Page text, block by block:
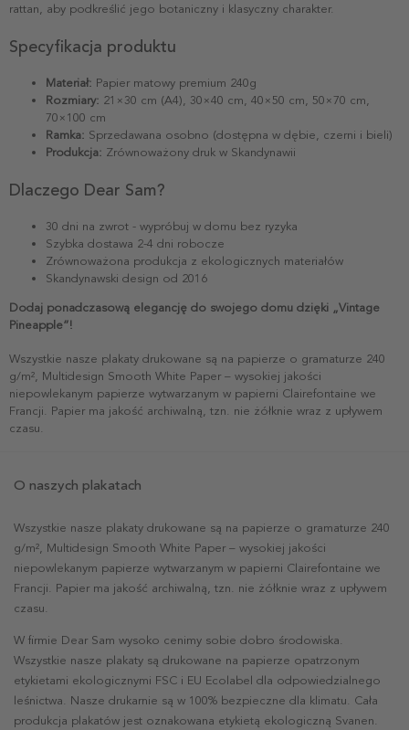
rattan, aby podkreślić jego botaniczny i klasyczny charakter.
Specyfikacja produktu
Materiał: Papier matowy premium 240g
Rozmiary: 21×30 cm (A4), 30×40 cm, 40×50 cm, 50×70 cm,
70×100 cm
Ramka: Sprzedawana osobno (dostępna w dębie, czerni i bieli)
Produkcja: Zrównoważony druk w Skandynawii
Dlaczego Dear Sam?
30 dni na zwrot - wypróbuj w domu bez ryzyka
Szybka dostawa 2-4 dni robocze
Zrównoważona produkcja z ekologicznych materiałów
Skandynawski design od 2016
Dodaj ponadczasową elegancję do swojego domu dzięki „Vintage
Pineapple”!
Wszystkie nasze plakaty drukowane są na papierze o gramaturze 240
g/m², Multidesign Smooth White Paper – wysokiej jakości
niepowlekanym papierze wytwarzanym w papierni Clairefontaine we
Francji. Papier ma jakość archiwalną, tzn. nie żółknie wraz z upływem
czasu.
O naszych plakatach
Wszystkie nasze plakaty drukowane są na papierze o gramaturze 240
g/m², Multidesign Smooth White Paper – wysokiej jakości
niepowlekanym papierze wytwarzanym w papierni Clairefontaine we
Francji. Papier ma jakość archiwalną, tzn. nie żółknie wraz z upływem
czasu.
W firmie Dear Sam wysoko cenimy sobie dobro środowiska.
Wszystkie nasze plakaty są drukowane na papierze opatrzonym
etykietami ekologicznymi FSC i EU Ecolabel dla odpowiedzialnego
leśnictwa. Nasze drukarnie są w 100% bezpieczne dla klimatu. Cała
produkcja plakatów jest oznakowana etykietą ekologiczną Svanen.